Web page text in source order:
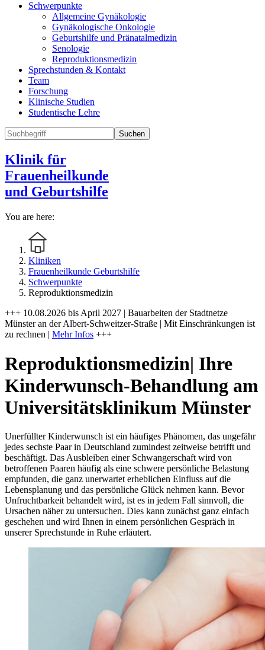
Schwerpunkte
Allgemeine Gynäkologie
Gynäkologische Onkologie
Geburtshilfe und Pränatalmedizin
Senologie
Reproduktionsmedizin
Sprechstunden & Kontakt
Team
Forschung
Klinische Studien
Studentische Lehre
Suchen
Klinik für
Frauenheilkunde
und Geburtshilfe
You are here:
Kliniken
Frauenheilkunde Geburtshilfe
Schwerpunkte
Reproduktionsmedizin
+++ 10.08.2026 bis April 2027 | Bauarbeiten der Stadtnetze
Münster an der Albert-Schweitzer-Straße | Mit Einschränkungen ist
zu rechnen | Mehr Infos +++
Reproduktionsmedizin| Ihre
Kinderwunsch-Behandlung am
Universitätsklinikum Münster
Unerfüllter Kinderwunsch ist ein häufiges Phänomen, das ungefähr
jedes sechste Paar in Deutschland zumindest zeitweise betrifft und
beschäftigt. Das Ausbleiben einer Schwangerschaft wird von
betroffenen Paaren häufig als eine schwere persönliche Belastung
empfunden, die ganz unerwartet erheblichen Einfluss auf die
Lebensplanung und das persönliche Glück nehmen kann. Bevor
Unfruchtbarkeit behandelt wird, ist es in jedem Fall sinnvoll, die
Ursachen näher zu untersuchen. Dies kann zunächst ganz einfach
geschehen und wird Ihnen in einem persönlichen Gespräch in
unserer Sprechstunde in Ruhe erläutert.